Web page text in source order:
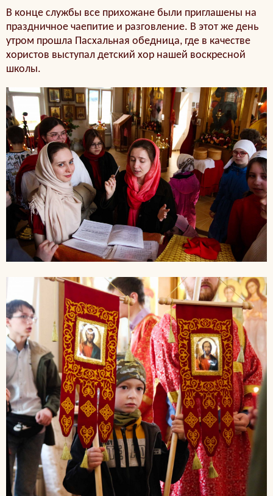
В конце службы все прихожане были приглашены на
праздничное чаепитие и разговление. В этот же день
утром прошла Пасхальная обедница, где в качестве
хористов выступал детский хор нашей воскресной
школы.